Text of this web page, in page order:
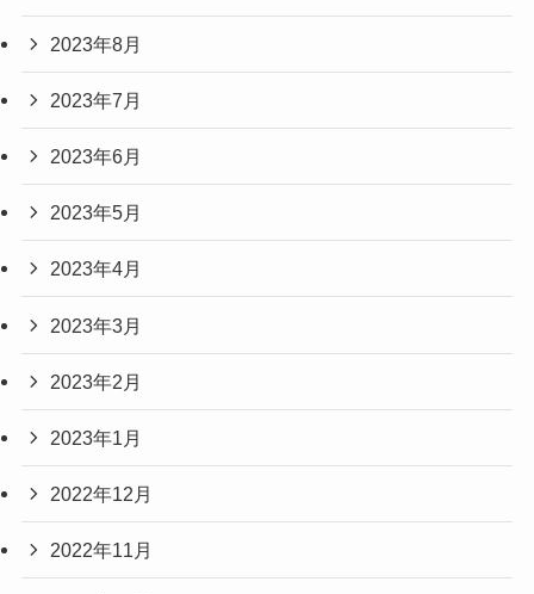
2023年8月
2023年7月
2023年6月
2023年5月
2023年4月
2023年3月
2023年2月
2023年1月
2022年12月
2022年11月